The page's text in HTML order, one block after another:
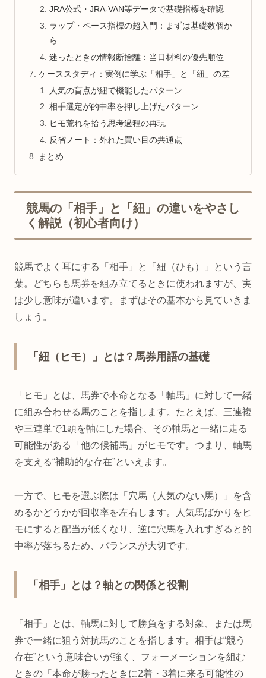
JRA公式・JRA-VAN等データで基礎指標を確認
ラップ・ペース指標の超入門：まずは基礎数個か
ら
迷ったときの情報断捨離：当日材料の優先順位
ケーススタディ：実例に学ぶ「相手」と「紐」の差
人気の盲点が紐で機能したパターン
相手選定が的中率を押し上げたパターン
ヒモ荒れを拾う思考過程の再現
反省ノート：外れた買い目の共通点
まとめ
競馬の「相手」と「紐」の違いをやさし
く解説（初心者向け）
競馬でよく耳にする「相手」と「紐（ひも）」という言
葉。どちらも馬券を組み立てるときに使われますが、実
は少し意味が違います。まずはその基本から見ていきま
しょう。
「紐（ヒモ）」とは？馬券用語の基礎
「ヒモ」とは、馬券で本命となる「軸馬」に対して一緒
に組み合わせる馬のことを指します。たとえば、三連複
や三連単で1頭を軸にした場合、その軸馬と一緒に走る
可能性がある「他の候補馬」がヒモです。つまり、軸馬
を支える“補助的な存在”といえます。
一方で、ヒモを選ぶ際は「穴馬（人気のない馬）」を含
めるかどうかが回収率を左右します。人気馬ばかりをヒ
モにすると配当が低くなり、逆に穴馬を入れすぎると的
中率が落ちるため、バランスが大切です。
「相手」とは？軸との関係と役割
「相手」とは、軸馬に対して勝負をする対象、または馬
券で一緒に狙う対抗馬のことを指します。相手は“競う
存在”という意味合いが強く、フォーメーションを組む
ときの「本命が勝ったときに2着・3着に来る可能性の